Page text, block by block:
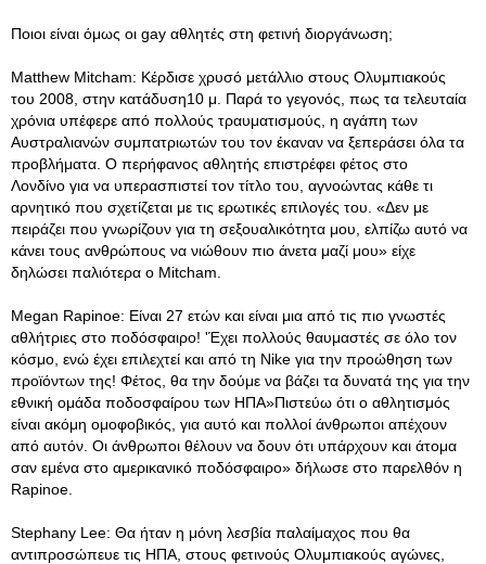
Ποιοι είναι όμως οι gay αθλητές στη φετινή διοργάνωση;
Matthew Mitcham: Κέρδισε χρυσό μετάλλιο στους Ολυμπιακούς
του 2008, στην κατάδυση10 μ. Παρά το γεγονός, πως τα τελευταία
χρόνια υπέφερε από πολλούς τραυματισμούς, η αγάπη των
Αυστραλιανών συμπατριωτών του τον έκαναν να ξεπεράσει όλα τα
προβλήματα . Ο περήφανος αθλητής επιστρέφει φέτος στο
Λονδίνο για να υπερασπιστεί τον τίτλο του, αγνοώντας κάθε τι
αρνητικό που σχετίζεται με τις ερωτικές επιλογές του. «Δεν με
πειράζει που γνωρίζουν για τη σεξουαλικότητα μου, ελπίζω αυτό να
κάνει τους ανθρώπους να νιώθουν πιο άνετα μαζί μου» είχε
δηλώσει παλιότερα ο Mitcham.
Megan Rapinoe: Είναι 27 ετών και είναι μια από τις πιο γνωστές
αθλήτριες στο ποδόσφαιρο! 'Έχει πολλούς θαυμαστές σε όλο τον
κόσμο, ενώ έχει επιλεχτεί και από τη Nike για την προώθηση των
προϊόντων της! Φέτος, θα την δούμε να βάζει τα δυνατά της για την
εθνική ομάδα ποδοσφαίρου των ΗΠΑ»Πιστεύω ότι ο αθλητισμός
είναι ακόμη ομοφοβικός, για αυτό και πολλοί άνθρωποι απέχουν
από αυτόν. Οι άνθρωποι θέλουν να δουν ότι υπάρχουν και άτομα
σαν εμένα στο αμερικανικό ποδόσφαιρο» δήλωσε στο παρελθόν η
Rapinoe.
Stephany Lee: Θα ήταν η μόνη λεσβία παλαίμαχος που θα
αντιπροσώπευε τις ΗΠΑ, στους φετινούς Ολυμπιακούς αγώνες,